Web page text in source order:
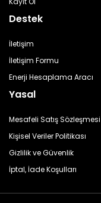
Destek
İletişim
İletişim Formu
Enerji Hesaplama Aracı
Yasal
Mesafeli Satış Sözleşmesi
Kişisel Veriler Politikası
Gizlilik ve Güvenlik
İptal, İade Koşulları